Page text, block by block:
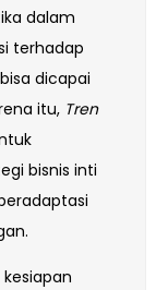
dalam
terhadap
dicapai
itu, Tren
bisnis inti